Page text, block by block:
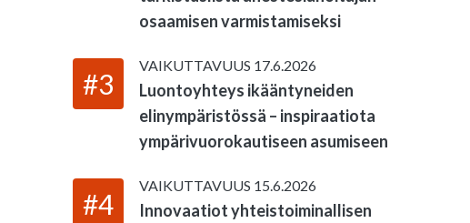
osaamisen varmistamiseksi
#3
VAIKUTTAVUUS 17.6.2026
Luontoyhteys ikääntyneiden
elinympäristössä – inspiraatiota
ympärivuorokautiseen asumiseen
#4
VAIKUTTAVUUS 15.6.2026
Innovaatiot yhteistoiminallisen